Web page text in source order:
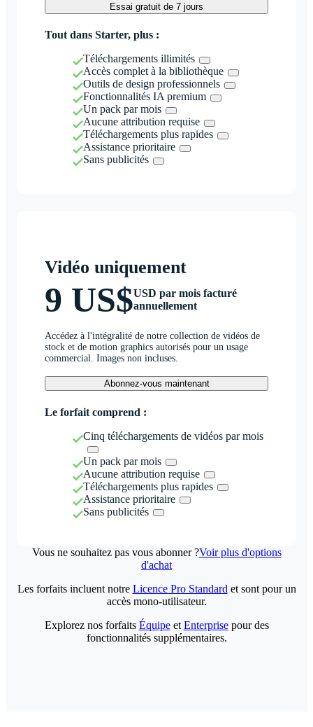
Essai gratuit de 7 jours
Tout dans Starter, plus :
Téléchargements illimités
Accès complet à la bibliothèque
Outils de design professionnels
Fonctionnalités IA premium
Un pack par mois
Aucune attribution requise
Téléchargements plus rapides
Assistance prioritaire
Sans publicités
Vidéo uniquement
9 US$USD par mois facturé
annuellement
Accédez à l'intégralité de notre collection de vidéos de
stock et de motion graphics autorisés pour un usage
commercial. Images non incluses.
Abonnez-vous maintenant
Le forfait comprend :
Cinq téléchargements de vidéos par mois
Un pack par mois
Aucune attribution requise
Téléchargements plus rapides
Assistance prioritaire
Sans publicités
Vous ne souhaitez pas vous abonner ?Voir plus d'options
d'achat
Les forfaits incluent notre Licence Pro Standard et sont pour un
accès mono-utilisateur.
Explorez nos forfaits Équipeet Enterprisepour des
fonctionnalités supplémentaires.